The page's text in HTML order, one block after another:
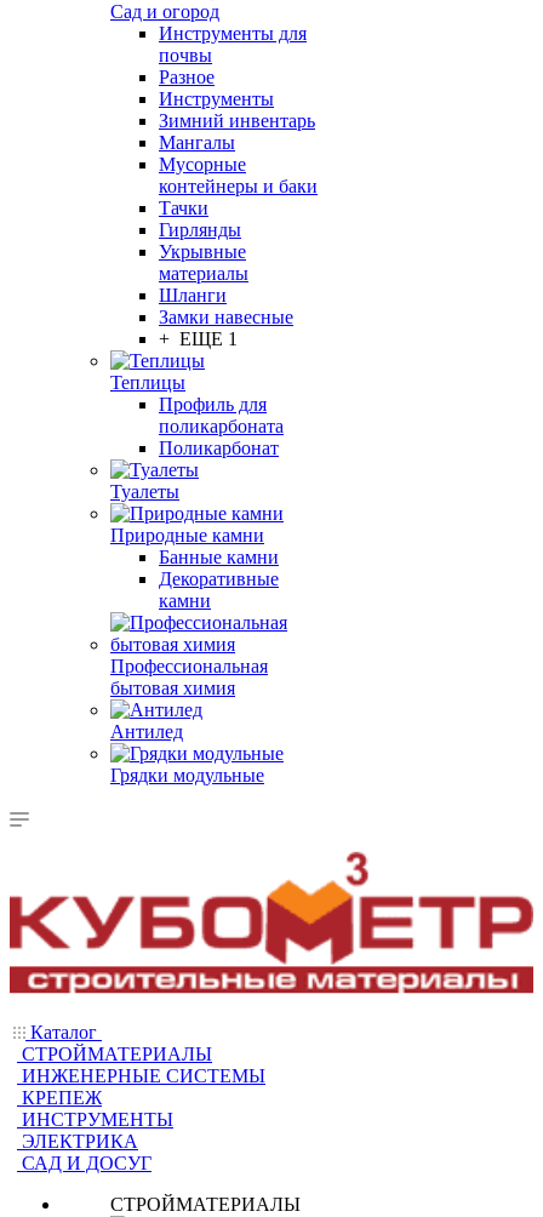
Сад и огород
Инструменты для
почвы
Разное
Инструменты
Зимний инвентарь
Мангалы
Мусорные
контейнеры и баки
Тачки
Гирлянды
Укрывные
материалы
Шланги
Замки навесные
+ ЕЩЕ 1
Теплицы
Профиль для
поликарбоната
Поликарбонат
Туалеты
Природные камни
Банные камни
Декоративные
камни
Профессиональная
бытовая химия
Антилед
Грядки модульные
Каталог
СТРОЙМАТЕРИАЛЫ
ИНЖЕНЕРНЫЕ СИСТЕМЫ
КРЕПЕЖ
ИНСТРУМЕНТЫ
ЭЛЕКТРИКА
САД И ДОСУГ
СТРОЙМАТЕРИАЛЫ